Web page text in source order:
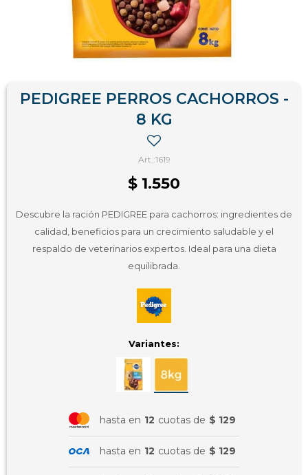
PEDIGREE PERROS CACHORROS -
8 KG
1619
$ 1.550
Descubre la ración PEDIGREE para cachorros: ingredientes de
calidad, beneficios para un crecimiento saludable y el
respaldo de veterinarios expertos. Ideal para una dieta
equilibrada.
Variantes:
hasta en 12 cuotas de $ 129
hasta en 12 cuotas de $ 129